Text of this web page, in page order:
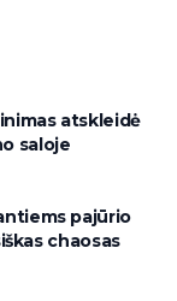
atskleidė
saloje
pajūrio
chaosas